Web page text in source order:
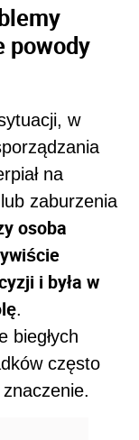
powody
w
na
zaburzenia
osoba
i była w
.
biegłych
często